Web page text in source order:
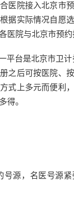
医院接入北京市
据实际情况自愿
医院与北京市预约
平台是北京市卫
之后可按医院、
式上多元而便利
得。
号源，名医号源